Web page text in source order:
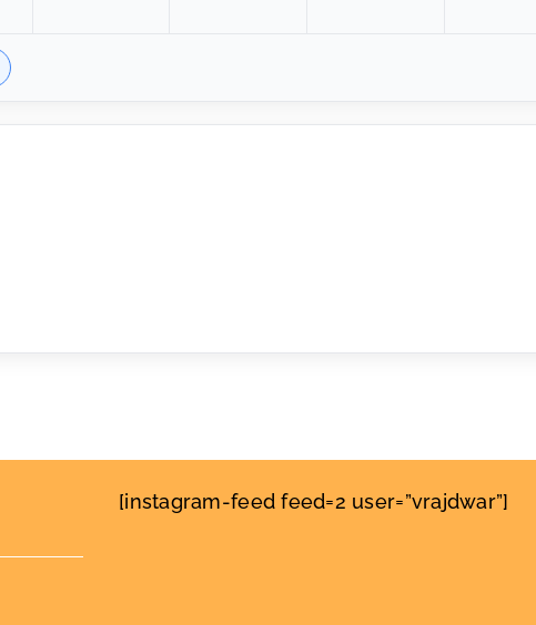
[instagram-feed feed=2 user=”vrajdwar”]